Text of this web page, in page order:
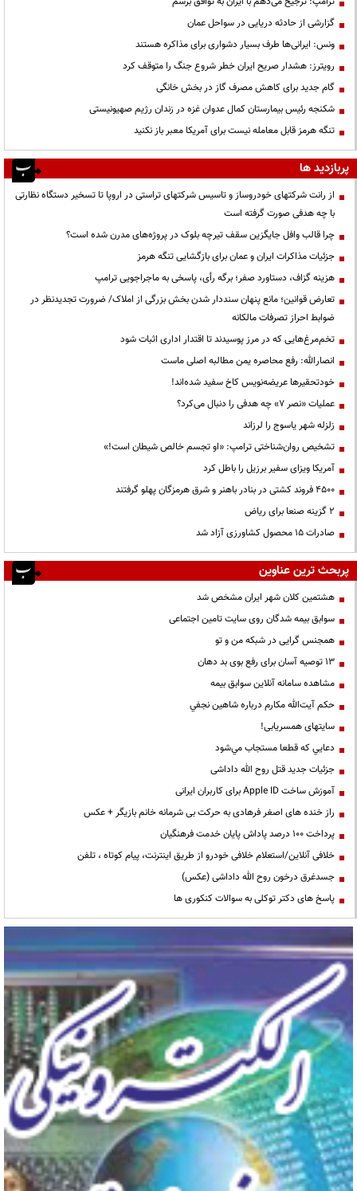
گزارشی از حادثه دریایی در سواحل عمان
ونس: ایرانی‌ها طرف بسیار دشواری برای مذاکره هستند
رویترز: هشدار صریح ایران خطر شروع جنگ را متوقف کرد
گام جدید برای کاهش مصرف گاز در بخش خانگی
شکنجه رئیس بیمارستان کمال عدوان غزه در زندان رژیم صهیونیستی
تنگه هرمز قابل معامله نیست برای آمریکا معبر باز نکنید
پربازدید ها
از رانت‌ شرکتهای خودروساز و تاسیس شرکتهای تراستی در اروپا تا تسخیر دستگاه نظارتی
با چه هدفی صورت گرفته است
چرا قالب وافل جایگزین سقف تیرچه بلوک در پروژه‌های مدرن شده است؟
جزئیات مذاکرات ایران و عمان برای بازگشایی تنگه هرمز
هزینه گزاف، دستاورد صفر؛ برگه رأی، پاسخی به ماجراجویی ترامپ
تعارض قوانین؛ مانع پنهان سنددار شدن بخش بزرگی از املاک/ ضرورت تجدیدنظر در
ضوابط احراز تصرفات مالکانه
تخم‌مرغ‌هایی که در مرز پوسیدند تا اقتدار اداری اثبات شود
انصارالله: رفع محاصره یمن مطالبه اصلی ماست
خودتحقیرها عریضه‌نویس کاخ سفید شده‌اند!
عملیات «نصر ۷» چه هدفی را دنبال می‌کرد؟
زلزله شهر یاسوج را لرزاند
تشخیص روان‌شناختی ترامپ: «او تجسم خالص شیطان است!»
آمریکا ویزای سفیر برزیل را باطل کرد
۴۵۰۰ فروند کشتی در بنادر باهنر و شرق هرمزگان پهلو گرفتند
۲ گزینه صنعا برای ریاض
صادرات ۱۵ محصول کشاورزی آزاد شد
پربحث ترین عناوین
هشتمین کلان شهر ایران مشخص شد
سوابق بیمه شدگان روی سایت تامین اجتماعی
همجنس گرایی در شبکه من و تو
13 توصیه آسان برای رفع بوی بد دهان
مشاهده سامانه آنلاين سوابق بیمه
حكم آيت‌الله مكارم درباره شاهين نجفي
سایتهای همسریابی!
دعايي كه قطعا مستجاب مي‌شود
جزئیات جدید قتل روح الله داداشی
آموزش ساخت Apple ID برای کاربران ایرانی
راز خنده های اصغر فرهادی به حرکت بی شرمانه خانم بازیگر + عکس
پرداخت ۱۰۰ درصد پاداش پایان خدمت فرهنگیان
خلافی آنلاین/استعلام خلافی خودرو از طریق اینترنت، پیام کوتاه ، تلفن
جسدغرق درخون روح الله داداشی (عکس)
پاسخ های دکتر توکلی به سوالات کنکوری ها